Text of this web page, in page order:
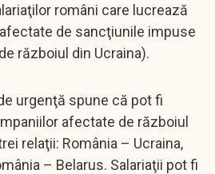
români care lucrează
de sancţiunile impuse
războiul din Ucraina).
urgenţă spune că pot fi
afectate de războiul
relaţii: România – Ucraina,
– Belarus. Salariaţii pot fi